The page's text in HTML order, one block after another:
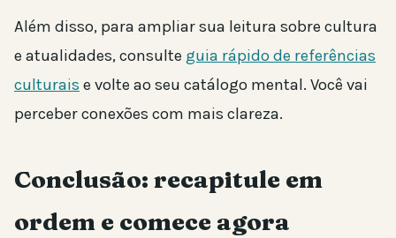
Além disso, para ampliar sua leitura sobre cultura
e atualidades, consulte guia rápido de referências
culturais e volte ao seu catálogo mental. Você vai
perceber conexões com mais clareza.
Conclusão: recapitule em
ordem e comece agora